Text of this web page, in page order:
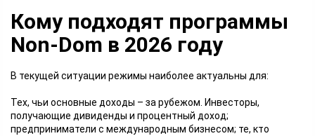
Кому подходят программы
Non-Dom в 2026 году
В текущей ситуации режимы наиболее актуальны для:
Тех, чьи основные доходы – за рубежом. Инвесторы,
получающие дивиденды и процентный доход;
предприниматели с международным бизнесом; те, кто